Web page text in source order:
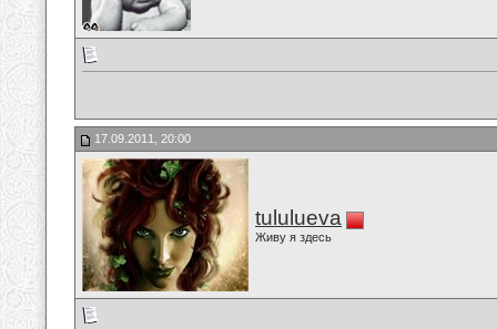
17.09.2011, 20:00
tululueva
Живу я здесь